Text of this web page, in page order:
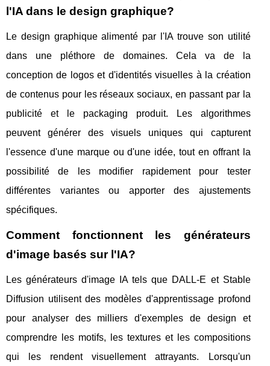
l'IA dans le design graphique?
Le design graphique alimenté par l'IA trouve son utilité
dans une pléthore de domaines. Cela va de la
conception de logos et d'identités visuelles à la création
de contenus pour les réseaux sociaux, en passant par la
publicité et le packaging produit. Les algorithmes
peuvent générer des visuels uniques qui capturent
l'essence d'une marque ou d'une idée, tout en offrant la
possibilité de les modifier rapidement pour tester
différentes variantes ou apporter des ajustements
spécifiques.
Comment fonctionnent les générateurs
d'image basés sur l'IA?
Les générateurs d'image IA tels que DALL-E et Stable
Diffusion utilisent des modèles d'apprentissage profond
pour analyser des milliers d'exemples de design et
comprendre les motifs, les textures et les compositions
qui les rendent visuellement attrayants. Lorsqu'un